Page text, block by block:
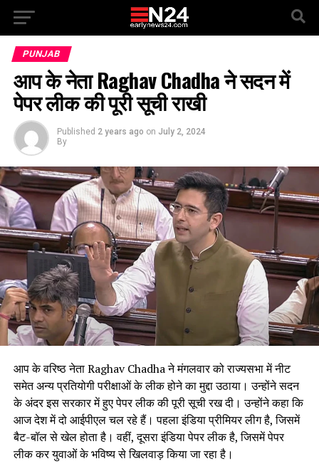
PUNJAB
आप के नेता Raghav Chadha ने सदन में
पेपर लीक की पूरी सूची राखी
Published 2 years ago on July 2, 2024
By
आप के वरिष्ठ नेता Raghav Chadha ने मंगलवार को राज्यसभा में नीट
समेत अन्य प्रतियोगी परीक्षाओं के लीक होने का मुद्दा उठाया। उन्होंने सदन
के अंदर इस सरकार में हुए पेपर लीक की पूरी सूची रख दी। उन्होंने कहा कि
आज देश में दो आईपीएल चल रहे हैं। पहला इंडिया प्रीमियर लीग है, जिसमें
बैट-बॉल से खेल होता है। वहीं, दूसरा इंडिया पेपर लीक है, जिसमें पेपर
लीक कर युवाओं के भविष्य से खिलवाड़ किया जा रहा है।